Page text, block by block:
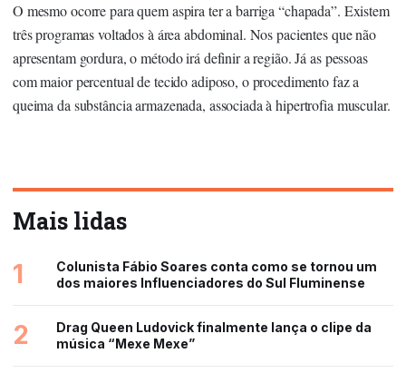
O mesmo ocorre para quem aspira ter a barriga “chapada”. Existem
três programas voltados à área abdominal. Nos pacientes que não
apresentam gordura, o método irá definir a região. Já as pessoas
com maior percentual de tecido adiposo, o procedimento faz a
queima da substância armazenada, associada à hipertrofia muscular.
Mais lidas
1
Colunista Fábio Soares conta como se tornou um
dos maiores Influenciadores do Sul Fluminense
2
Drag Queen Ludovick finalmente lança o clipe da
música “Mexe Mexe”